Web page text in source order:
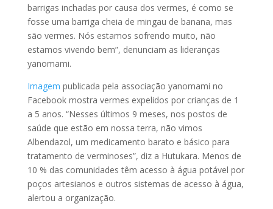
barrigas inchadas por causa dos vermes, é como se
fosse uma barriga cheia de mingau de banana, mas
são vermes. Nós estamos sofrendo muito, não
estamos vivendo bem”, denunciam as lideranças
yanomami.
Imagem publicada pela associação yanomami no
Facebook mostra vermes expelidos por crianças de 1
a 5 anos. “Nesses últimos 9 meses, nos postos de
saúde que estão em nossa terra, não vimos
Albendazol, um medicamento barato e básico para
tratamento de verminoses”, diz a Hutukara. Menos de
10 % das comunidades têm acesso à água potável por
poços artesianos e outros sistemas de acesso à água,
alertou a organização.